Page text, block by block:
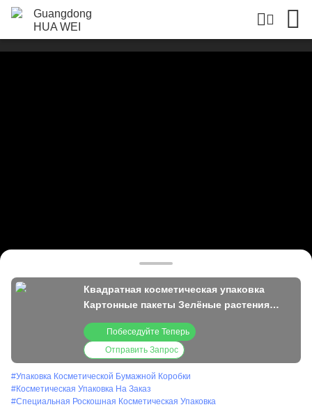
Квадратная косметическая упаковка
Картонные пакеты Зелёные растения
Краска для губ Глянс для губ Пакет
складный картон Жидкий глянс для губ
Побеседуйте Теперь
Отправить Запрос
#Упаковка Косметической Бумажной Коробки
#Косметическая Упаковка На Заказ
#Специальная Роскошная Косметическая Упаковка